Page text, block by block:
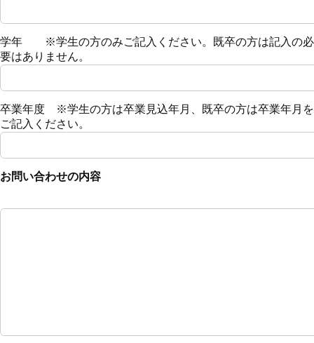
学年 ※学生の方のみご記入ください。既卒の方は記入の必
要はありません。
卒業年度 ※学生の方は卒業見込年月、既卒の方は卒業年月を
ご記入ください。
お問い合わせの内容